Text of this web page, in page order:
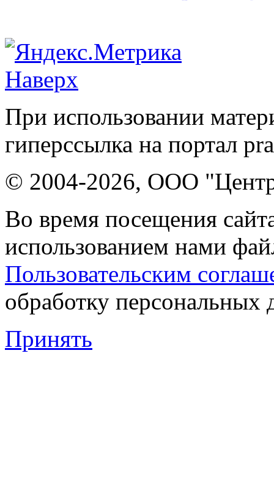
Наверх
При использовании
гиперссылка на портал
© 2004-2026, ООО "Центр
Во время посещения
использованием нами
Пользовательским
обработку персональных
Принять